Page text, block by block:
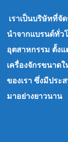
เราเป็นบริษัทที่
นำจากแบรนด์ทั่ว
อุตสาหกรรม ตั้ง
เครื่องจักรขนาด
ของเรา ซึ่งมีปร
มาอย่างยาวนาน